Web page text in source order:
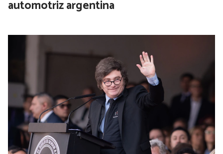
Qué impacto podría tener el conflicto
diplomático con Brasil en la industria
automotriz argentina